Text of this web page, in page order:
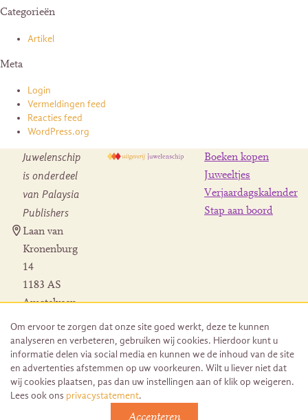
Categorieën
Artikel
Meta
Login
Vermeldingen feed
Reacties feed
WordPress.org
Juwelenschip
is onderdeel
van Palaysia
Publishers
Laan van
Kronenburg
14
1183 AS
Amstelveen
Herroeping
bestelling
Boeken kopen
Juweeltjes
Verjaardagskalender
Stap aan boord
Om ervoor te zorgen dat onze site goed werkt, deze te kunnen
analyseren en verbeteren, gebruiken wij cookies. Hierdoor kunt u
informatie delen via social media en kunnen we de inhoud van de site
en advertenties afstemmen op uw voorkeuren. Wilt u liever niet dat
wij cookies plaatsen, pas dan uw instellingen aan of klik op weigeren.
Lees ook ons privacystatement.